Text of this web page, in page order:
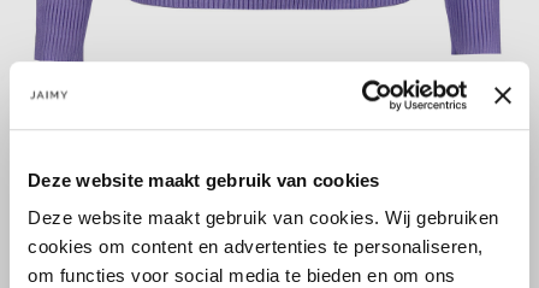
Deze website maakt gebruik van cookies
Deze website maakt gebruik van cookies. Wij gebruiken
cookies om content en advertenties te personaliseren,
om functies voor social media te bieden en om ons
Größe: